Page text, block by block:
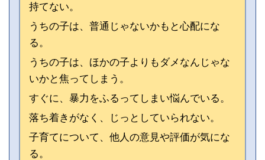
持てない。
うちの子は、普通じゃないかもと心配にな
る。
うちの子は、ほかの子よりもダメなんじゃな
いかと焦ってしまう。
すぐに、暴力をふるってしまい悩んでいる。
落ち着きがなく、じっとしていられない。
子育てについて、他人の意見や評価が気にな
る。